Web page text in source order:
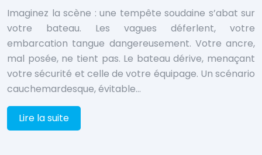
Imaginez la scène : une tempête soudaine s’abat sur
votre bateau. Les vagues déferlent, votre
embarcation tangue dangereusement. Votre ancre,
mal posée, ne tient pas. Le bateau dérive, menaçant
votre sécurité et celle de votre équipage. Un scénario
cauchemardesque, évitable…
Lire la suite